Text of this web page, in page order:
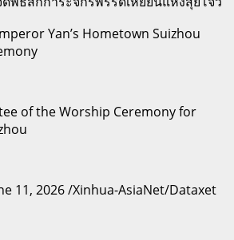
Yan’s Hometown Suizhou
of the Worship Ceremony for
11, 2026 /Xinhua-AsiaNet/Dataxet